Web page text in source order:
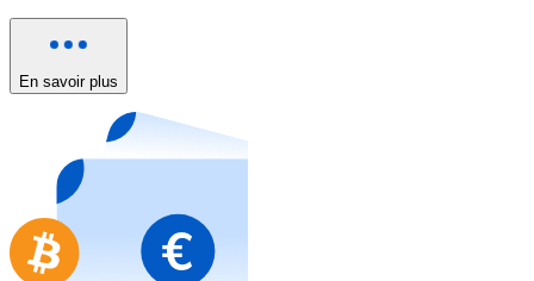
Acheter avec carte
Nouveau
Achetez des cartes-cadeaux de vos marques
Aller à la boutique de cartes-cadeaux
En savoir plus